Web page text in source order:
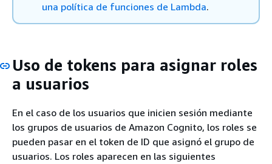
una política de funciones de Lambda.
Uso de tokens para asignar roles
a usuarios
En el caso de los usuarios que inicien sesión mediante
los grupos de usuarios de Amazon Cognito, los roles se
pueden pasar en el token de ID que asignó el grupo de
usuarios. Los roles aparecen en las siguientes